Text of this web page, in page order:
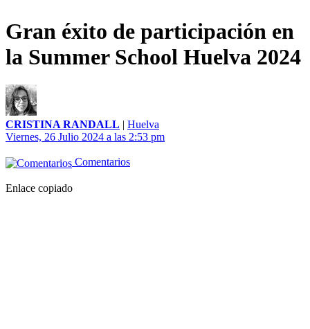
Gran éxito de participación en
la Summer School Huelva 2024
CRISTINA RANDALL | Huelva
Viernes, 26 Julio 2024 a las 2:53 pm
Comentarios
Enlace copiado